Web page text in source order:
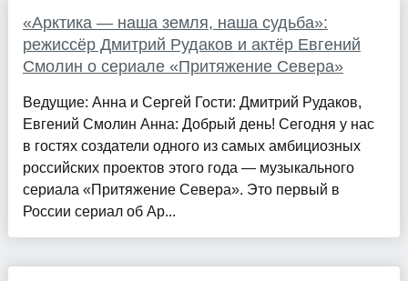
«Арктика — наша земля, наша судьба»:
режиссёр Дмитрий Рудаков и актёр Евгений
Смолин о сериале «Притяжение Севера»
Ведущие: Анна и Сергей Гости: Дмитрий Рудаков,
Евгений Смолин Анна: Добрый день! Сегодня у нас
в гостях создатели одного из самых амбициозных
российских проектов этого года — музыкального
сериала «Притяжение Севера». Это первый в
России сериал об Ар...